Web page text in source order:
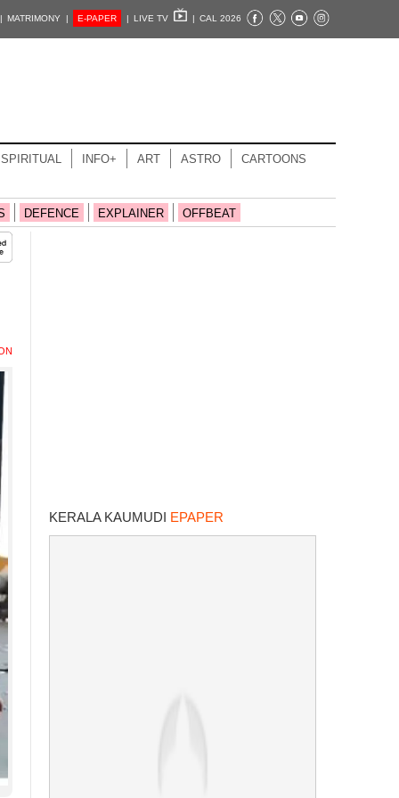
MATRIMONY | E-PAPER | LIVE TV | CAL 2026
SPIRITUAL INFO+ ART ASTRO CARTOONS
DEFENCE EXPLAINER OFFBEAT
KERALA KAUMUDI EPAPER